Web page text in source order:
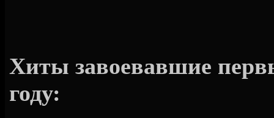
Хиты завоевавшие
году: